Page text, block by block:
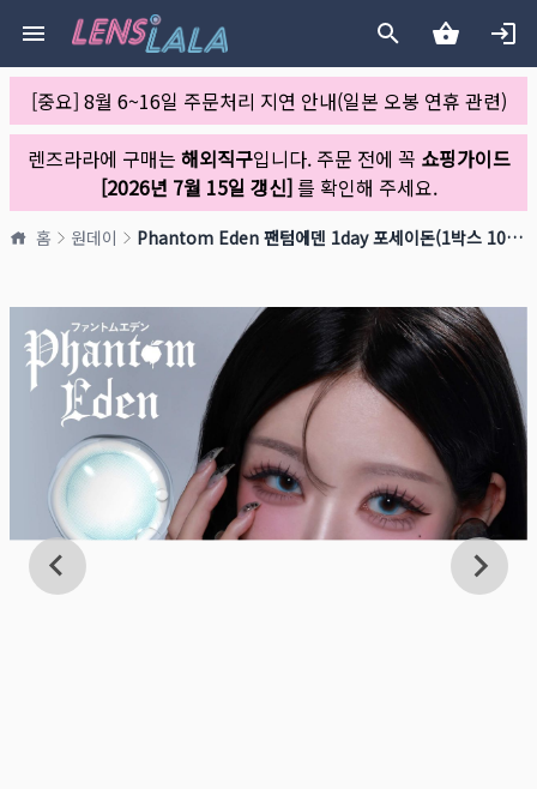
[중요] 8월 6~16일 주문처리 지연 안내(일본 오봉 연휴 관련)
렌즈라라에 구매는 해외직구입니다. 주문 전에 꼭 쇼핑가이드
[2026년 7월 15일 갱신]를 확인해 주세요.
홈 원데이 Phantom Eden 팬텀에덴 1day 포세이돈(1박스 10개들이)